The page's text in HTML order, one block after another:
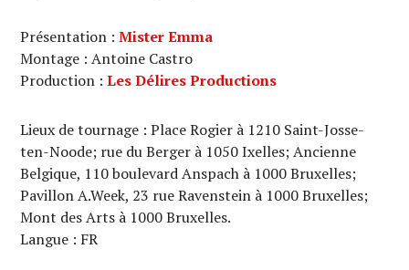
Présentation :Mister Emma
Montage : Antoine Castro
Production :Les Délires Productions
Lieux de tournage : Place Rogier à 1210 Saint-Josse-
ten-Noode; rue du Berger à 1050 Ixelles; Ancienne
Belgique, 110 boulevard Anspach à 1000 Bruxelles;
Pavillon A.Week, 23 rue Ravenstein à 1000 Bruxelles;
Mont des Arts à 1000 Bruxelles.
Langue : FR